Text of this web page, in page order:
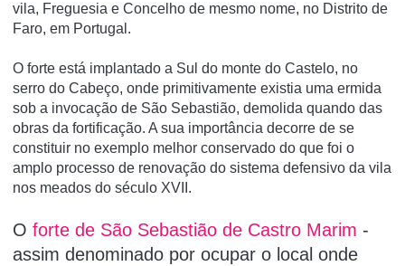
vila, Freguesia e Concelho de mesmo nome, no Distrito de
Faro, em Portugal.
O forte está implantado a Sul do monte do Castelo, no
serro do Cabeço, onde primitivamente existia uma ermida
sob a invocação de São Sebastião, demolida quando das
obras da fortificação. A sua importância decorre de se
constituir no exemplo melhor conservado do que foi o
amplo processo de renovação do sistema defensivo da vila
nos meados do século XVII.
O forte de São Sebastião de Castro Marim -
assim denominado por ocupar o local o­nde